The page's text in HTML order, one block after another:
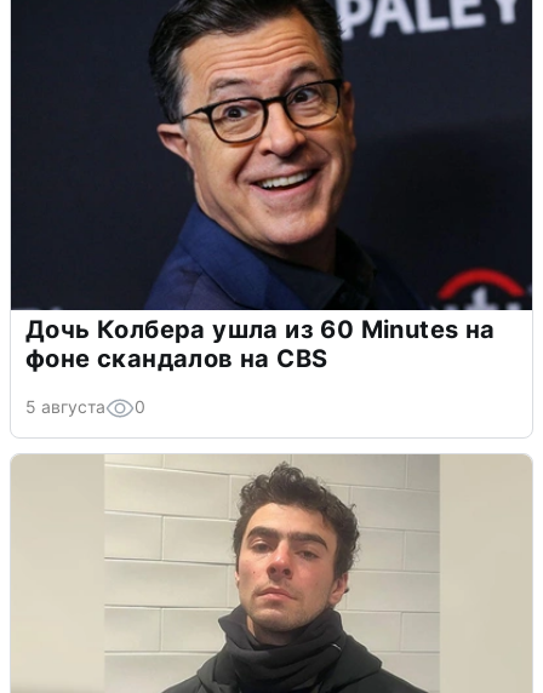
Дочь Колбера ушла из 60 Minutes на
фоне скандалов на CBS
5 августа 0